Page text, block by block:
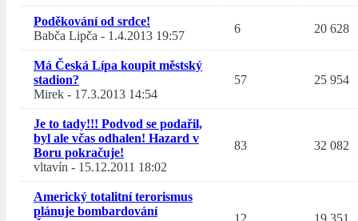
Poděkování od srdce!
Babča Lipča - 1.4.2013 19:57
6 20 628
Má Česká Lípa koupit městský
stadion?
Mirek - 17.3.2013 14:54
57 25 954
Je to tady!!! Podvod se podařil,
byl ale včas odhalen! Hazard v
Boru pokračuje!
vltavín - 15.12.2011 18:02
83 32 082
Americký totalitní terorismus
plánuje bombardování